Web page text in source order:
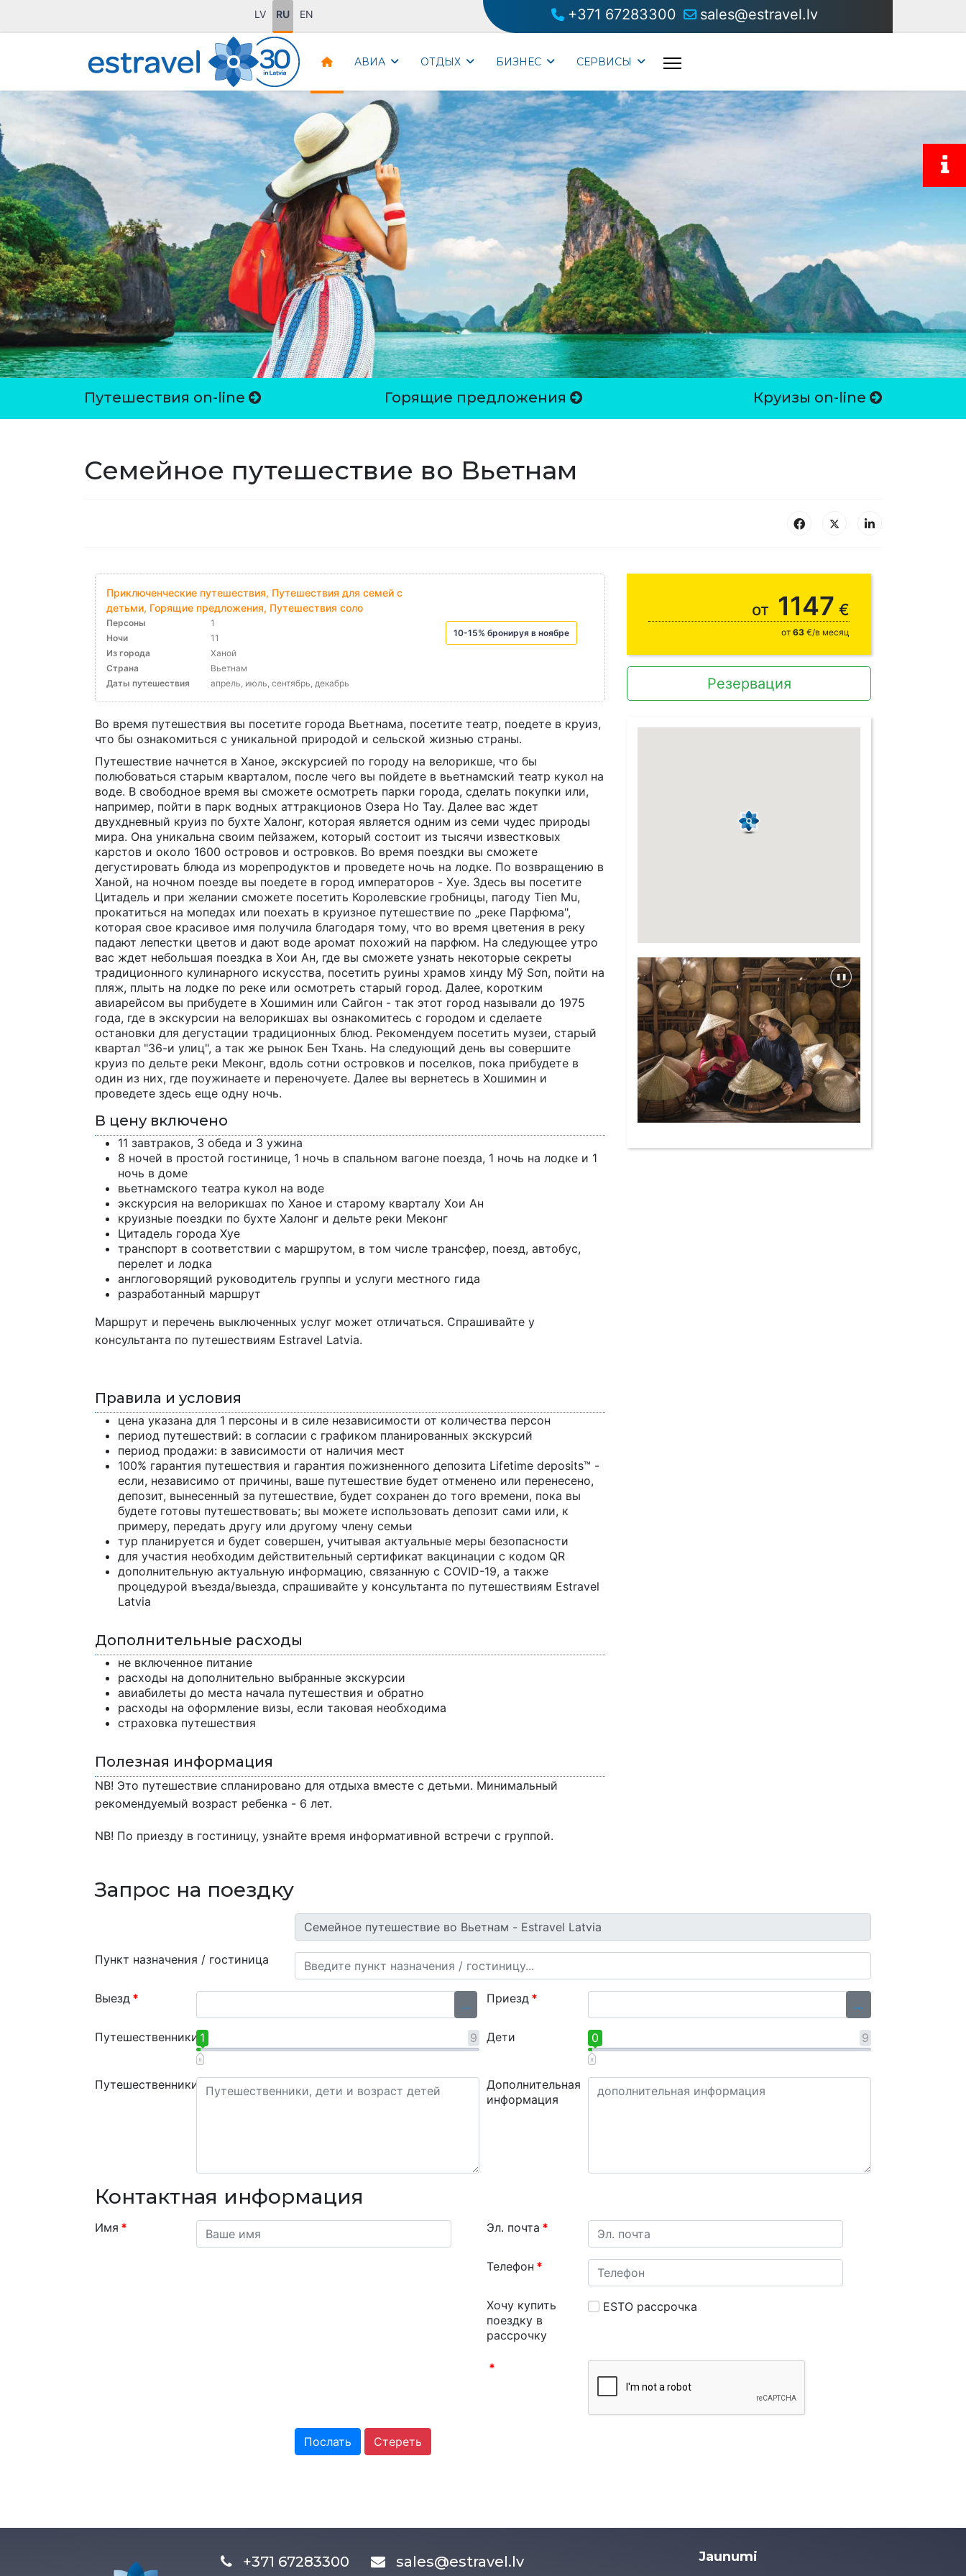
LV RU EN +371 67283300 sales@estravel.lv
АВИА ОТДЫХ БИЗНЕС CЕРВИСЫ
Путешествия on-line Горящие предложения Круизы on-line
Семейное путешествие во Вьетнам
Приключенческие путешествия, Путешествия для семей с
детьми, Горящие предложения, Путешествия соло
Персоны
1
Ночи
11
Из города
Ханой
Страна
Вьетнам
Даты путешествия
апрель, июль, сентябрь, декабрь
10-15% бронируя в ноябре
от 1147 €
от 63 €/в месяц
Резервация
Во время путешествия вы посетите города Вьетнама, посетите театр, поедете в круиз,
что бы ознакомиться с уникальной природой и сельской жизнью страны.
Путешествие начнется в Ханое, экскурсией по городу на велорикше, что бы
полюбоваться старым кварталом, после чего вы пойдете в вьетнамский театр кукол на
воде. В свободное время вы сможете осмотреть парки города, сделать покупки или,
например, пойти в парк водных аттракционов Озера Ho Tay. Далее вас ждет
двухдневный круиз по бухте Халонг, которая является одним из семи чудес природы
мира. Она уникальна своим пейзажем, который состоит из тысячи известковых
карстов и около 1600 островов и островков. Во время поездки вы сможете
дегустировать блюда из морепродуктов и проведете ночь на лодке. По возвращению в
Ханой, на ночном поезде вы поедете в город императоров - Хуе. Здесь вы посетите
Цитадель и при желании сможете посетить Королевские гробницы, пагоду Tien Mu,
прокатиться на мопедах или поехать в круизное путешествие по „реке Парфюма",
которая свое красивое имя получила благодаря тому, что во время цветения в реку
падают лепестки цветов и дают воде аромат похожий на парфюм. На следующее утро
вас ждет небольшая поездка в Хои Ан, где вы сможете узнать некоторые секреты
традиционного кулинарного искусства, посетить руины храмов хинду Mỹ Sơn, пойти на
пляж, плыть на лодке по реке или осмотреть старый город. Далее, коротким
авиарейсом вы прибудете в Хошимин или Сайгон - так этот город называли до 1975
года, где в экскурсии на велорикшах вы ознакомитесь с городом и сделаете
остановки для дегустации традиционных блюд. Рекомендуем посетить музеи, старый
квартал "36-и улиц", а так же рынок Бен Тхань. На следующий день вы совершите
круиз по дельте реки Меконг, вдоль сотни островков и поселков, пока прибудете в
один из них, где поужинаете и переночуете. Далее вы вернетесь в Хошимин и
проведете здесь еще одну ночь.
В цену включено
11 завтраков, 3 обеда и 3 ужина
8 ночей в простой гостинице, 1 ночь в спальном вагоне поезда, 1 ночь на лодке и 1
ночь в доме
вьетнамского театра кукол на воде
экскурсия на велорикшах по Ханое и старому кварталу Хои Ан
круизные поездки по бухте Халонг и дельте реки Меконг
Цитадель города Хуе
транспорт в соответствии с маршрутом, в том числе трансфер, поезд, автобус,
перелет и лодка
англоговорящий руководитель группы и услуги местного гида
разработанный маршрут
Маршрут и перечень выключенных услуг может отличаться. Спрашивайте у
консультанта по путешествиям Estravel Latvia.
Правила и условия
цена указана для 1 персоны и в силе независимости от количества персон
период путешествий: в согласии с графиком планированных экскурсий
период продажи: в зависимости от наличия мест
100% гарантия путешествия и гарантия пожизненного депозита Lifetime deposits™ -
если, независимо от причины, ваше путешествие будет отменено или перенесено,
депозит, вынесенный за путешествие, будет сохранен до того времени, пока вы
будете готовы путешествовать; вы можете использовать депозит сами или, к
примеру, передать другу или другому члену семьи
тур планируется и будет совершен, учитывая актуальные меры безопасности
для участия необходим действительный сертификат вакцинации с кодом QR
дополнительную актуальную информацию, связанную с COVID-19, а также
процедурой въезда/выезда, спрашивайте у консультанта по путешествиям Estravel
Latvia
Дополнительные расходы
не включенное питание
расходы на дополнительно выбранные экскурсии
авиабилеты до места начала путешествия и обратно
расходы на оформление визы, если таковая необходима
страховка путешествия
Полезная информация
NB! Это путешествие спланировано для отдыха вместе с детьми. Минимальный
рекомендуемый возраст ребенка - 6 лет.
NB! По приезду в гостиницу, узнайте время информативной встречи с группой.
Запрос на поездку
Пункт назначения / гостиница
Выезд * ... Приезд * ...
Путешественники * 9
1 Дети 9
0
Путешественники
Дополнительная
информация
Контактная информация
Имя * Эл. почта *
Телефон *
Хочу купить
поездку в
рассрочку
ESTO рассрочка
*
Послать Стереть
+371 67283300 sales@estravel.lv Jaunumi